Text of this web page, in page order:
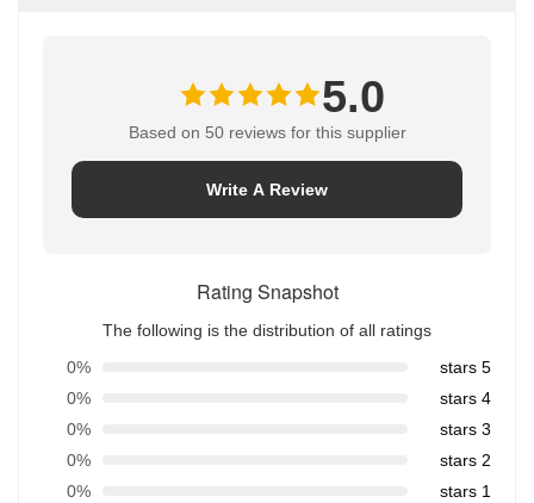
5.0
Based on 50 reviews for this supplier
Write A Review
Rating Snapshot
The following is the distribution of all ratings
5 stars
0%
4 stars
0%
3 stars
0%
2 stars
0%
1 stars
0%